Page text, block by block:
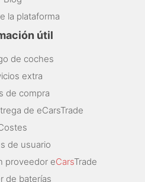
la plataforma
útil
de coches
extra
de compra
de eCarsTrade
de usuario
proveedor eCarsTrade
de baterías